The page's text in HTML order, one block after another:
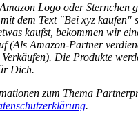
Logo oder Sternchen
dem Text "Bei xyz kaufen"
kaufst, bekommen wir
(Als Amazon-Partner
Die Produkte
Dich.
zum Thema
.